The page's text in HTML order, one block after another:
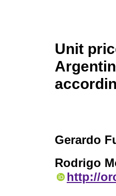
Unit
Gerardo
Rodrigo
http://